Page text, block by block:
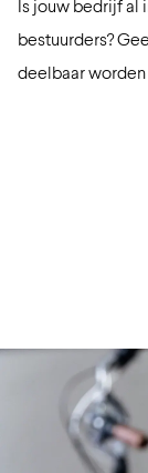
Is jouw bedrijf al
bestuurders?
deelbaar